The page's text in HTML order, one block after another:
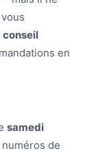
conseil
en
samedi
de